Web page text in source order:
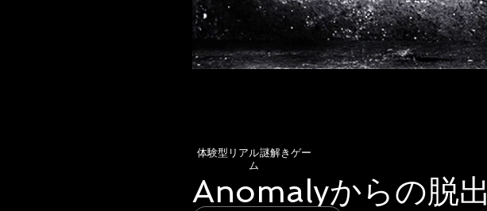
体験型リアル謎解きゲー
ム
Anomalyからの脱出